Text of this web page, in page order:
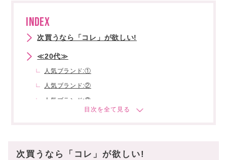
INDEX
次買うなら「コレ」が欲しい!
≪20代≫
人気ブランド:①
人気ブランド:②
人気ブランド:③
人気ブランド:②
次買うなら「コレ」が欲しい!